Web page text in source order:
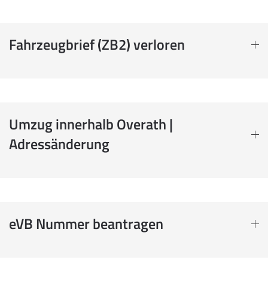
Fahrzeugbrief (ZB2) verloren
Umzug innerhalb Overath |
Adressänderung
eVB Nummer beantragen